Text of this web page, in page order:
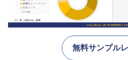
無料サンプル